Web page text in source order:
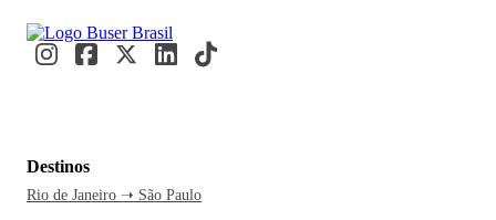
Destinos
Rio de Janeiro ➝ São Paulo